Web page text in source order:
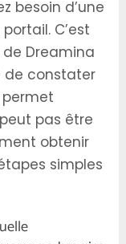
besoin d’une
C’est
Dreamina
de constater
pas être
obtenir
simples